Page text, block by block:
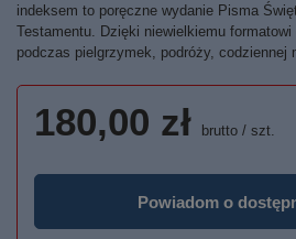
indeksem to poręczne wydanie Pisma
Testamentu. Dzięki niewielkiemu
podczas pielgrzymek, podróży, codziennej
180,00 zł brutto / szt.
Powiadom o